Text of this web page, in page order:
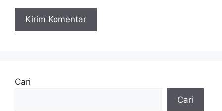
Cari
Cari